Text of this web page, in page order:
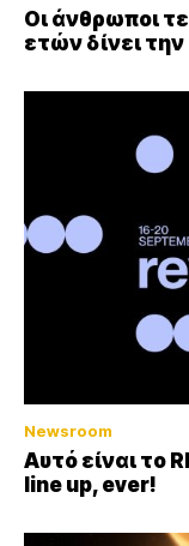
Οι άνθρωποι
ετών δίνει
Newsroom
Αυτό είναι το
line up, ever!